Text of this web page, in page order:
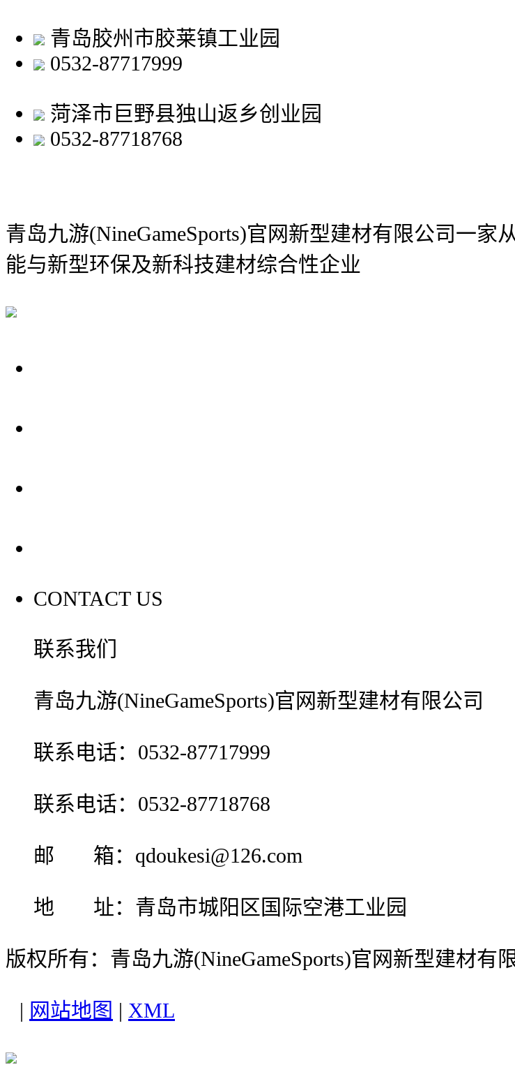
青岛胶州市胶莱镇工业园
0532-87717999
菏泽市巨野县独山返乡创业园
0532-87718768
青岛九游(NineGameSports)官网新型建材有限公司一家
能与新型环保及新科技建材综合性企业
CONTACT US
联系我们
青岛九游(NineGameSports)官网新型建材有限公司
联系电话：0532-87717999
联系电话：0532-87718768
邮 箱：qdoukesi@126.com
地 址：青岛市城阳区国际空港工业园
版权所有：青岛九游(NineGameSports)官网新型建材有
| 网站地图 | XML